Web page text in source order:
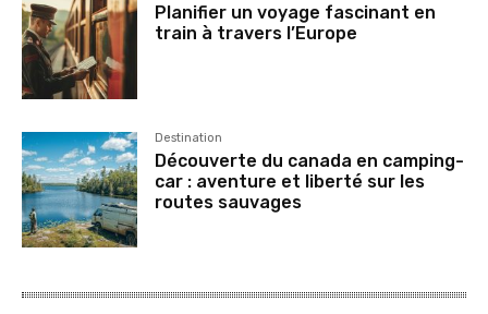
Planifier un voyage fascinant en
train à travers l’Europe
Destination
Découverte du canada en camping-
car : aventure et liberté sur les
routes sauvages